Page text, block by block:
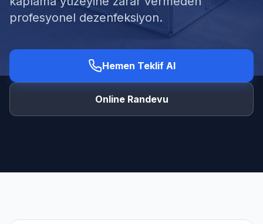
Ücretsiz Keşif Al
profesyonel dezenfeksiyon.
Hemen Teklif Al
Online Randevu